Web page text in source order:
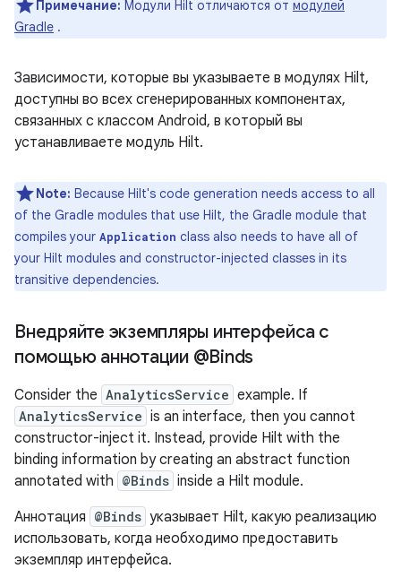
Примечание: Модули Hilt отличаются от модулей
Gradle .
Зависимости, которые вы указываете в модулях Hilt,
доступны во всех сгенерированных компонентах,
связанных с классом Android, в который вы
устанавливаете модуль Hilt.
Note: Because Hilt's code generation needs access to all
of the Gradle modules that use Hilt, the Gradle module that
compiles your Application class also needs to have all of
your Hilt modules and constructor-injected classes in its
transitive dependencies.
Внедряйте экземпляры интерфейса с
помощью аннотации @Binds
Consider the AnalyticsService example. If
AnalyticsService is an interface, then you cannot
constructor-inject it. Instead, provide Hilt with the
binding information by creating an abstract function
annotated with @Binds inside a Hilt module.
Аннотация @Binds указывает Hilt, какую реализацию
использовать, когда необходимо предоставить
экземпляр интерфейса.